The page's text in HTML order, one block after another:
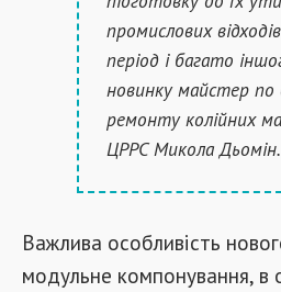
промислових
період і багато
новинку майстер по
ремонту колійних
ЦРРС Микола Дьомін.
Важлива особливість
модульне компонування, в